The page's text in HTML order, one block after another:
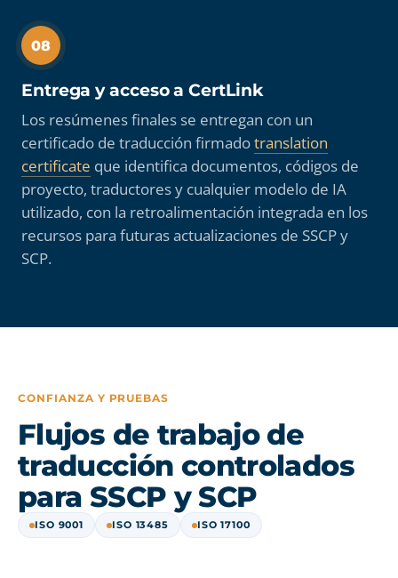
08
Entrega y acceso a CertLink
Los resúmenes finales se entregan con un
certificado de traducción firmadotranslation
certificate que identifica documentos, códigos de
proyecto, traductores y cualquier modelo de IA
utilizado, con la retroalimentación integrada en los
recursos para futuras actualizaciones de SSCP y
SCP.
CONFIANZA Y PRUEBAS
Flujos de trabajo de
traducción controlados
para SSCP y SCP
ISO 9001 ISO 13485 ISO 17100